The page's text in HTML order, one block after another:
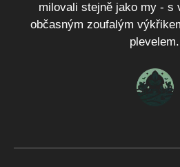
milovali stejně jako my - s
občasným zoufalým
plevelem.